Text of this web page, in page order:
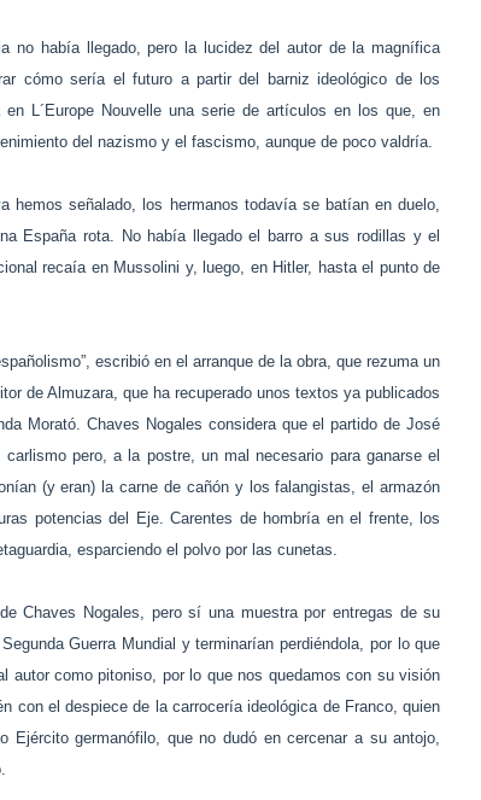
no había llegado, pero la lucidez del autor de la magnífica
cómo sería el futuro a partir del barniz ideológico de los
L´Europe Nouvelle una serie de artículos en los que, en
del nazismo y el fascismo, aunque de poco valdría.
señalado, los hermanos todavía se batían en duelo,
España rota. No había llegado el barro a sus rodillas y el
recaía en Mussolini y, luego, en Hitler, hasta el punto de
escribió en el arranque de la obra, que rezuma un
de Almuzara, que ha recuperado unos textos ya publicados
Morató. Chaves Nogales considera que el partido de José
pero, a la postre, un mal necesario para ganarse el
(y eran) la carne de cañón y los falangistas, el armazón
potencias del Eje. Carentes de hombría en el frente, los
esparciendo el polvo por las cunetas.
Chaves Nogales, pero sí una muestra por entregas de su
Guerra Mundial y terminarían perdiéndola, por lo que
como pitoniso, por lo que nos quedamos con su visión
con el despiece de la carrocería ideológica de Franco, quien
Ejército germanófilo, que no dudó en cercenar a su antojo,